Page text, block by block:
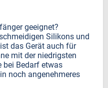
geeignet?
Silikons und
das Gerät auch für
mit der niedrigsten
bei Bedarf etwas
noch angenehmeres